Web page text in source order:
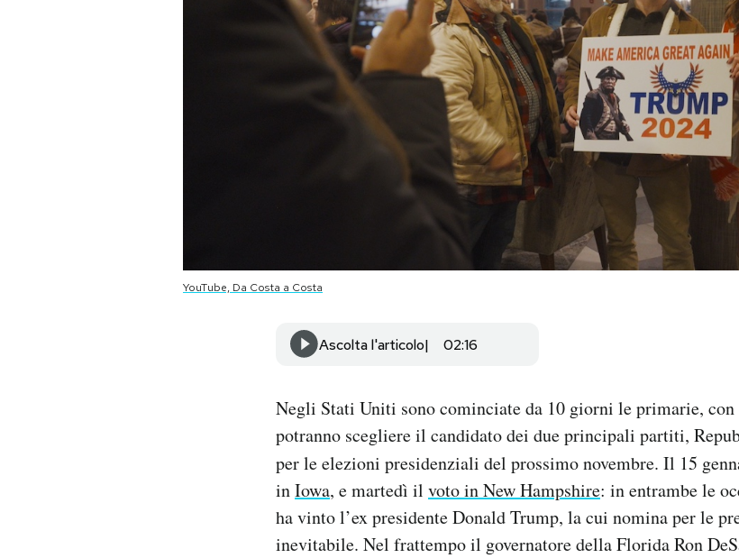
YouTube, Da Costa a Costa
Ascolta l'articolo 02:16
Negli Stati Uniti sono cominciate da 10 giorni le primarie,
potranno scegliere il candidato dei due principali partiti,
per le elezioni presidenziali del prossimo novembre. Il 15
inIowa, e martedì il voto in New Hampshire: in entrambe le
ha vinto l’ex presidente Donald Trump, la cui nomina per le
inevitabile. Nel frattempo il governatore della Florida Ron